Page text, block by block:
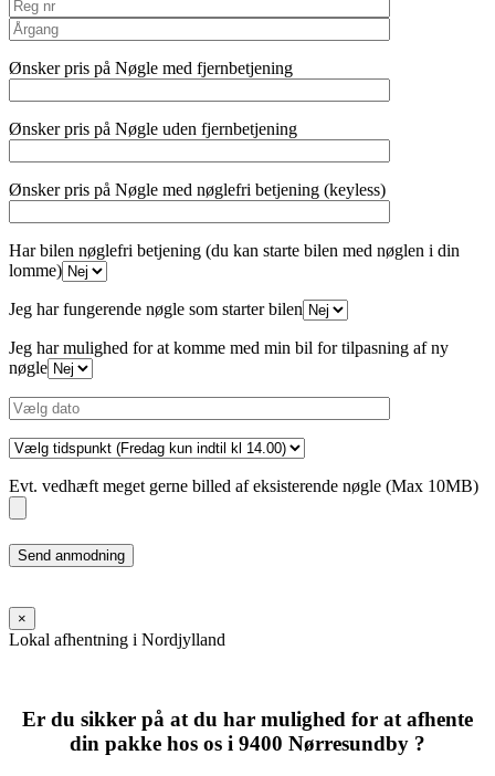
Ønsker pris på Nøgle med fjernbetjening
Ønsker pris på Nøgle uden fjernbetjening
Ønsker pris på Nøgle med nøglefri betjening (keyless)
Har bilen nøglefri betjening (du kan starte bilen med nøglen i din
lomme)
Jeg har fungerende nøgle som starter bilen
Jeg har mulighed for at komme med min bil for tilpasning af ny
nøgle
Evt. vedhæft meget gerne billed af eksisterende nøgle (Max 10MB)
Please
leave
field
empty.
×
Lokal afhentning i Nordjylland
Er du sikker på at du har mulighed for at afhente
din pakke hos os i 9400 Nørresundby ?